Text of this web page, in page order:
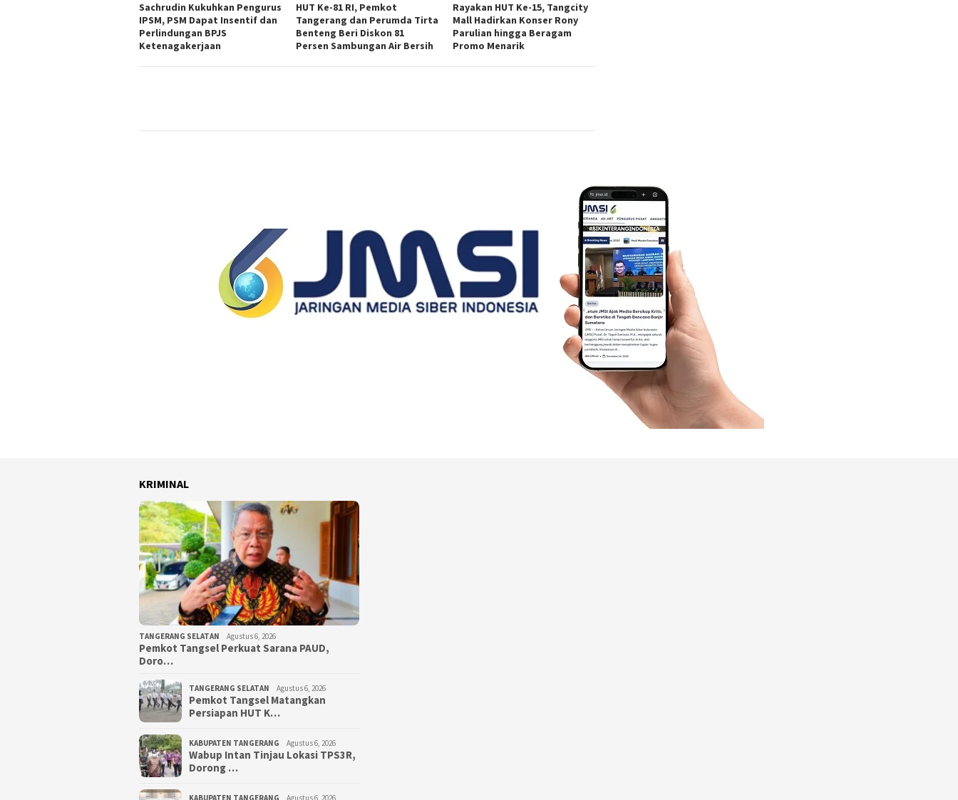
Sachrudin Kukuhkan Pengurus
IPSM, PSM Dapat Insentif dan
Perlindungan BPJS
Ketenagakerjaan
HUT Ke-81 RI, Pemkot
Tangerang dan Perumda Tirta
Benteng Beri Diskon 81
Persen Sambungan Air Bersih
Rayakan HUT Ke-15, Tangcity
Mall Hadirkan Konser Rony
Parulian hingga Beragam
Promo Menarik
KRIMINAL
TANGERANG SELATAN Agustus 6, 2026
Pemkot Tangsel Perkuat Sarana PAUD,
Doro…
TANGERANG SELATAN Agustus 6, 2026
Pemkot Tangsel Matangkan
Persiapan HUT K…
KABUPATEN TANGERANG Agustus 6, 2026
Wabup Intan Tinjau Lokasi TPS3R,
Dorong …
KABUPATEN TANGERANG Agustus 6, 2026